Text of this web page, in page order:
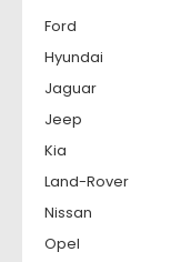
Ford
Hyundai
Jaguar
Jeep
Kia
Land-Rover
Nissan
Opel